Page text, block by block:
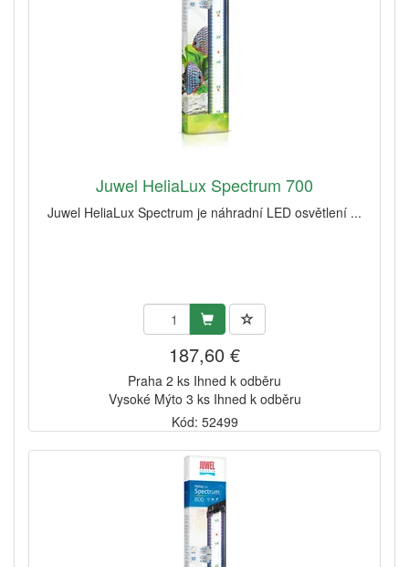
Juwel HeliaLux Spectrum 700
Juwel HeliaLux Spectrum je náhradní LED osvětlení ...
187,60 €
Praha 2 ks Ihned k odběru
Vysoké Mýto 3 ks Ihned k odběru
Kód: 52499